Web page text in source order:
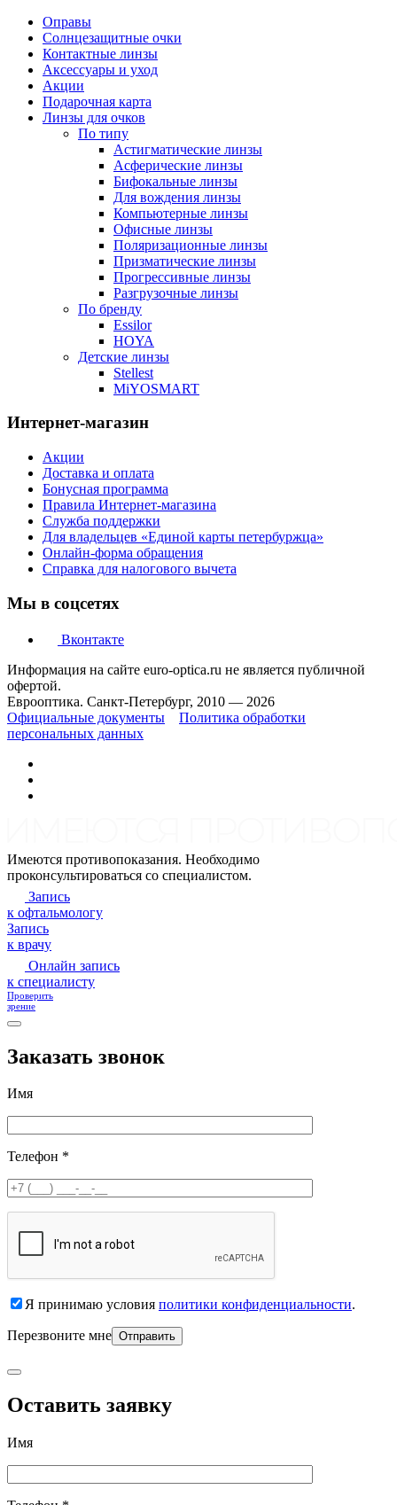
Оправы
Солнцезащитные очки
Контактные линзы
Аксессуары и уход
Акции
Подарочная карта
Линзы для очков
По типу
Астигматические линзы
Асферические линзы
Бифокальные линзы
Для вождения линзы
Компьютерные линзы
Офисные линзы
Поляризационные линзы
Призматические линзы
Прогрессивные линзы
Разгрузочные линзы
По бренду
Essilor
HOYA
Детские линзы
Stellest
MiYOSMART
Интернет-магазин
Акции
Доставка и оплата
Бонусная программа
Правила Интернет-магазина
Служба поддержки
Для владельцев «Единой карты петербуржца»
Онлайн-форма обращения
Справка для налогового вычета
Мы в соцсетях
Вконтакте
Информация на сайте euro-optica.ru не является публичной
офертой.
Еврооптика. Санкт-Петербург, 2010 — 2026
Официальные документы
Политика обработки
персональных данных
Имеются противопоказания. Необходимо
проконсультироваться со специалистом.
Запись
к офтальмологу
Запись
к врачу
Онлайн запись
к специалисту
Проверить
зрение
Заказать звонок
Имя
Телефон *
Я принимаю условия политики конфиденциальности.
Перезвоните мне
Оставить заявку
Имя